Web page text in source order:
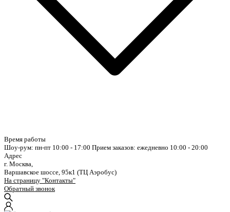
Время работы
Шоу-рум: пн-пт 10:00 - 17:00 Прием заказов: ежедневно 10:00 - 20:00
Адрес
г. Москва,
Варшавское шоссе, 95к1 (ТЦ Аэробус)
На страницу "Контакты"
Обратный звонок